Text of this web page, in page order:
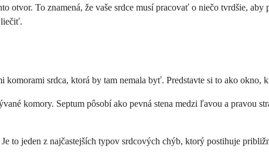
otvor. To znamená, že vaše srdce musí pracovať o niečo tvrdšie,
liečiť.
srdca, ktorá by tam nemala byť. Predstavte si to ako okno,
komory. Septum pôsobí ako pevná stena medzi ľavou a pravou
to jeden z najčastejších typov srdcových chýb, ktorý postihuje